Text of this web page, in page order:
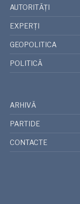
AUTORITĂȚI
EXPERȚI
GEOPOLITICA
POLITICĂ
ARHIVĂ
PARTIDE
CONTACTE